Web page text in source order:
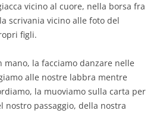
vicino al cuore, nella borsa fra
scrivania vicino alle foto del
figli.
mano, la facciamo danzare nelle
alle nostre labbra mentre
la muoviamo sulla carta per
nostro passaggio, della nostra